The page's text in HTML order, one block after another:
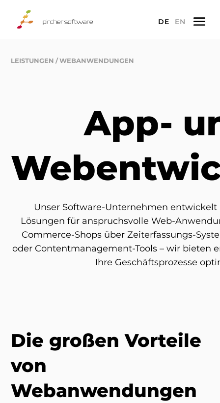
a
DE EN
LEISTUNGEN WEBANWENDUNGEN
App-
Unser Software-Unternehmen
Lösungen für anspruchsvolle Web-
Commerce-Shops über Zeiterfassungs-
oder Contentmanagement-Tools – wir bieten
Ihre Geschäftsprozesse
Die großen Vorteile
von
Webanwendungen